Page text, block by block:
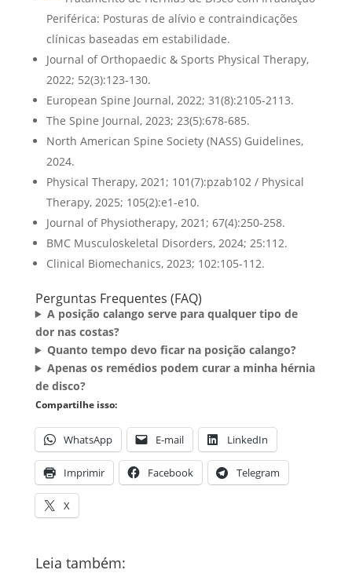
Periférica: Posturas de alívio e contraindicações
clínicas baseadas em estabilidade.
Journal of Orthopaedic & Sports Physical Therapy,
2022; 52(3):123-130.
European Spine Journal, 2022; 31(8):2105-2113.
The Spine Journal, 2023; 23(5):678-685.
North American Spine Society (NASS) Guidelines,
2024.
Physical Therapy, 2021; 101(7):pzab102 / Physical
Therapy, 2025; 105(2):e1-e10.
Journal of Physiotherapy, 2021; 67(4):250-258.
BMC Musculoskeletal Disorders, 2024; 25:112.
Clinical Biomechanics, 2023; 102:105-112.
Perguntas Frequentes (FAQ)
A posição calango serve para qualquer tipo de
dor nas costas?
Quanto tempo devo ficar na posição calango?
Apenas os remédios podem curar a minha hérnia
de disco?
Compartilhe isso:
WhatsApp E-mail LinkedIn
Imprimir Facebook Telegram
X
Leia também: